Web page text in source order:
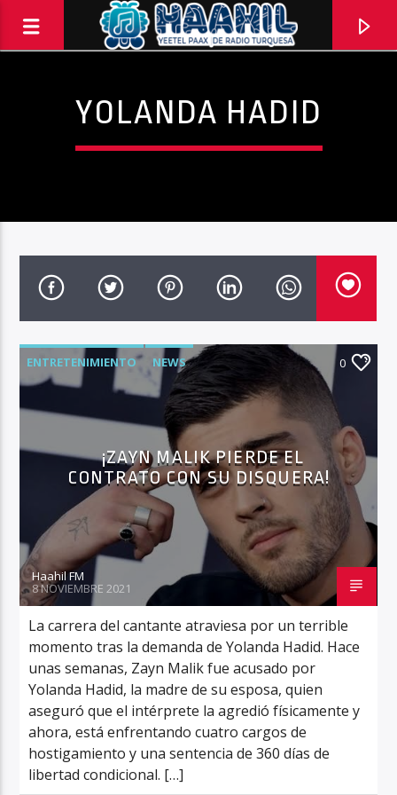
BALADAS
8:00 PM 10:00 PM
Haahil FM
YOLANDA HADID
ENTRETENIMIENTO NEWS 0
¡ZAYN MALIK PIERDE EL
CONTRATO CON SU DISQUERA!
Haahil FM
8 NOVIEMBRE 2021
La carrera del cantante atraviesa por un terrible
momento tras la demanda de Yolanda Hadid. Hace
unas semanas, Zayn Malik fue acusado por
Yolanda Hadid, la madre de su esposa, quien
aseguró que el intérprete la agredió físicamente y
ahora, está enfrentando cuatro cargos de
hostigamiento y una sentencia de 360 días de
libertad condicional. […]